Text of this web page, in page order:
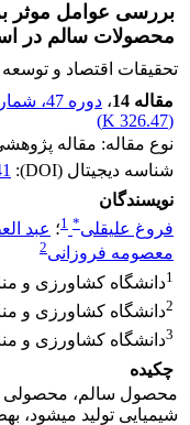
بررسی عوامل
محصولات سالم در
تحقیقات اقتصاد و
مقاله 14
، دوره 47، شماره 1
(
326.47 K
)
نوع مقاله: مقاله
شناسه دیجیتال (DOI):
نویسندگان
فروغ علیقلی*
1؛ عبد
معصومه فروزانی2
1دانشگاه کشاورزی و
2دانشگاه کشاورزی و
3دانشگاه کشاورزی و
چکیده
محصول سالم، محصولی
شیمیایی تولید